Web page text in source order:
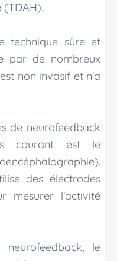
technique sûre et
par de nombreux
non invasif et n'a
de neurofeedback
courant est le
des électrodes
mesurer l'activité
le